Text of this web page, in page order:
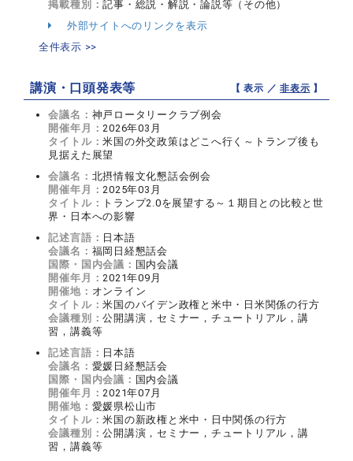
掲載種別：記事・総説・解説・論説等（その他）
外部サイトへのリンクを表示
全件表示 >>
講演・口頭発表等 【 表示 ／非表示 】
会議名： 神戸ロータリークラブ例会
開催年月：2026年03月
タイトル：米国の外交政策はどこへ行く～トランプ後も
見据えた展望
会議名： 北摂情報文化懇話会例会
開催年月：2025年03月
タイトル： トランプ2.0を展望する～１期目との比較と世
界・日本への影響
記述言語： 日本語
会議名： 福岡日経懇話会
国際・国内会議： 国内会議
開催年月：2021年09月
開催地： オンライン
タイトル：米国のバイデン政権と米中・日米関係の行方
会議種別：公開講演，セミナー，チュートリアル，講
習，講義等
記述言語： 日本語
会議名： 愛媛日経懇話会
国際・国内会議： 国内会議
開催年月：2021年07月
開催地： 愛媛県松山市
タイトル：米国の新政権と米中・日中関係の行方
会議種別：公開講演，セミナー，チュートリアル，講
習，講義等